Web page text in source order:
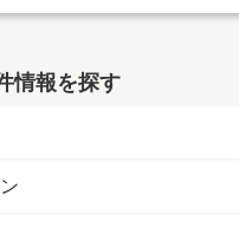
情報を探す